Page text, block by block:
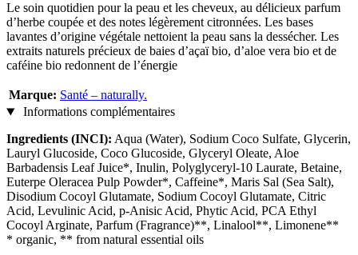
Le soin quotidien pour la peau et les cheveux, au délicieux parfum
d’herbe coupée et des notes légèrement citronnées. Les bases
lavantes d’origine végétale nettoient la peau sans la dessécher. Les
extraits naturels précieux de baies d’açaï bio, d’aloe vera bio et de
caféine bio redonnent de l’énergie
Marque: Santé – naturally.
Informations complémentaires
Ingredients (INCI): Aqua (Water), Sodium Coco Sulfate, Glycerin,
Lauryl Glucoside, Coco Glucoside, Glyceryl Oleate, Aloe
Barbadensis Leaf Juice*, Inulin, Polyglyceryl-10 Laurate, Betaine,
Euterpe Oleracea Pulp Powder*, Caffeine*, Maris Sal (Sea Salt),
Disodium Cocoyl Glutamate, Sodium Cocoyl Glutamate, Citric
Acid, Levulinic Acid, p-Anisic Acid, Phytic Acid, PCA Ethyl
Cocoyl Arginate, Parfum (Fragrance)**, Linalool**, Limonene**
* organic, ** from natural essential oils